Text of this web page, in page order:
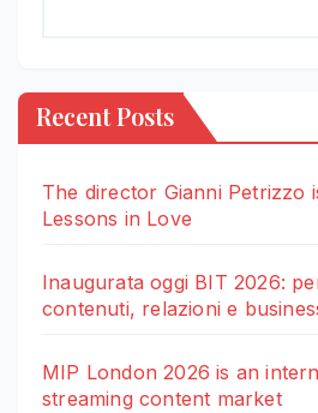
Recent Posts
The director Gianni Petrizzo
Lessons in Love
Inaugurata oggi BIT 2026:
contenuti, relazioni e
MIP London 2026 is an
streaming content market